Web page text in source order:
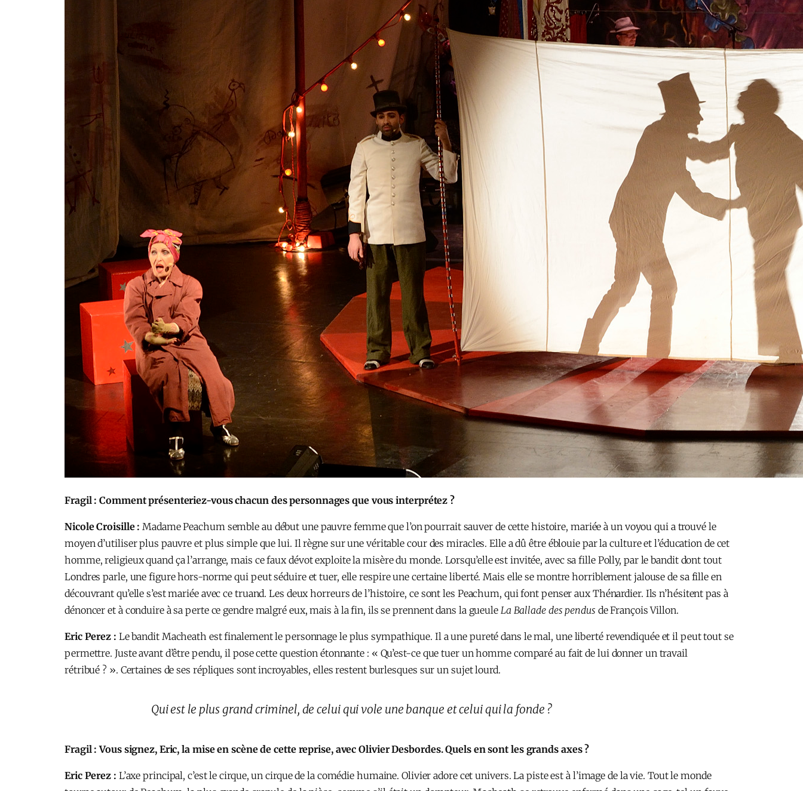
Fragil : Comment présenteriez-vous chacun des personnages que vous interprétez ?
Nicole Croisille : Madame Peachum semble au début une pauvre femme que l’on pourrait sauver de cette histoire, mariée à un voyou qui a trouvé le
moyen d’utiliser plus pauvre et plus simple que lui. Il règne sur une véritable cour des miracles. Elle a dû être éblouie par la culture et l’éducation de cet
homme, religieux quand ça l’arrange, mais ce faux dévot exploite la misère du monde. Lorsqu’elle est invitée, avec sa fille Polly, par le bandit dont tout
Londres parle, une figure hors-norme qui peut séduire et tuer, elle respire une certaine liberté. Mais elle se montre horriblement jalouse de sa fille en
découvrant qu’elle s’est mariée avec ce truand. Les deux horreurs de l’histoire, ce sont les Peachum, qui font penser aux Thénardier. Ils n’hésitent pas à
dénoncer et à conduire à sa perte ce gendre malgré eux, mais à la fin, ils se prennent dans la gueule La Ballade des pendus de François Villon.
Eric Perez : Le bandit Macheath est finalement le personnage le plus sympathique. Il a une pureté dans le mal, une liberté revendiquée et il peut tout se
permettre. Juste avant d’être pendu, il pose cette question étonnante : « Qu’est-ce que tuer un homme comparé au fait de lui donner un travail
rétribué ? ». Certaines de ses répliques sont incroyables, elles restent burlesques sur un sujet lourd.
Qui est le plus grand criminel, de celui qui vole une banque et celui qui la fonde ?
Fragil : Vous signez, Eric, la mise en scène de cette reprise, avec Olivier Desbordes. Quels en sont les grands axes ?
Eric Perez : L’axe principal, c’est le cirque, un cirque de la comédie humaine. Olivier adore cet univers. La piste est à l’image de la vie. Tout le monde